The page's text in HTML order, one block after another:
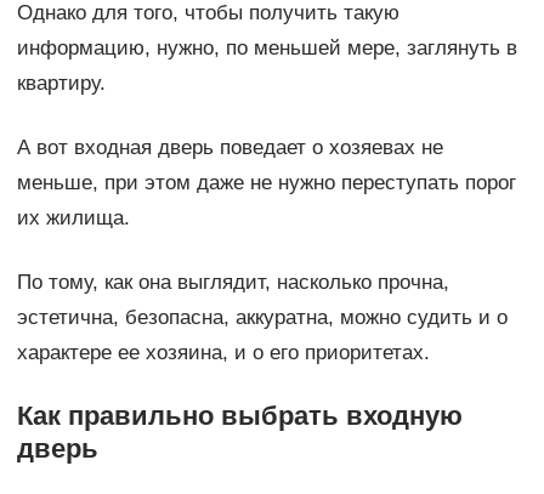
Однако для того, чтобы получить такую
информацию, нужно, по меньшей мере, заглянуть в
квартиру.
А вот входная дверь поведает о хозяевах не
меньше, при этом даже не нужно переступать порог
их жилища.
По тому, как она выглядит, насколько прочна,
эстетична, безопасна, аккуратна, можно судить и о
характере ее хозяина, и о его приоритетах.
Как правильно выбрать входную
дверь